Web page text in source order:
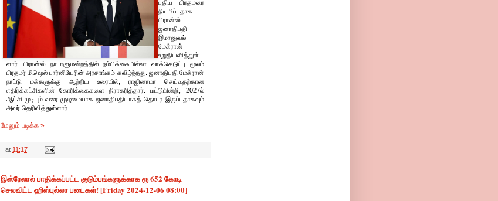
புதிய பிரதமரை
நியமிப்பதாக
பிரான்ஸ்
ஜனாதிபதி
இமானுவல்
மேக்ரான்
உறுதியளித்துள்
ளார். பிரான்ஸ் நாடாளுமன்றத்தில் நம்பிக்கையில்லா வாக்கெடுப்பு மூலம்
பிரதமர் மிஷெல் பார்னியேரின் அரசாங்கம் கவிழ்ந்தது. ஜனாதிபதி மேக்ரான்
நாட்டு மக்களுக்கு ஆற்றிய உரையில், ராஜினாமா செய்வதற்கான
எதிர்க்கட்சிகளின் கோரிக்கைகளை நிராகரித்தார். மட்டுமின்றி, 2027ல்
ஆட்சி முடியும் வரை முழுமையாக ஜனாதிபதியாகத் தொடர இருப்பதாகவும்
அவர் தெரிவித்துள்ளார்
மேலும் படிக்க »
at 11:17
இஸ்ரேலால் பாதிக்கப்பட்ட குடும்பங்களுக்காக ரூ 652 கோடி
செலவிட்ட ஹிஸ்புல்லா படைகள்! [Friday 2024-12-06 08:00]